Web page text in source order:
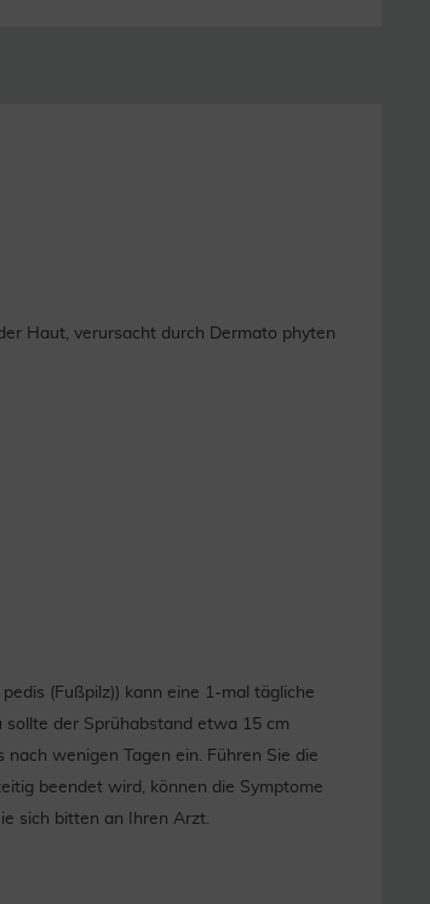
Haut, verursacht durch Dermato phyten
(Fußpilz)) kann eine 1-mal tägliche
der Sprühabstand etwa 15 cm
wenigen Tagen ein. Führen Sie die
beendet wird, können die Symptome
sich bitten an Ihren Arzt.